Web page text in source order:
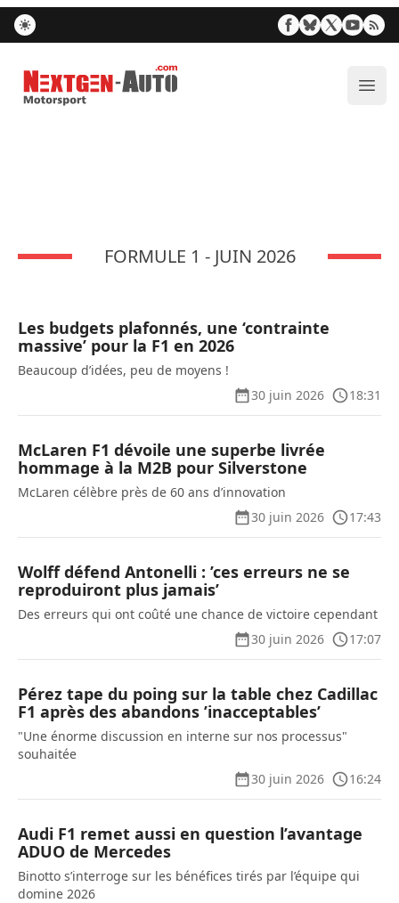
Nextgen-Auto.com
FORMULE 1 - JUIN 2026
Les budgets plafonnés, une ‘contrainte
massive’ pour la F1 en 2026
Beaucoup d’idées, peu de moyens !
30 juin 2026
18:31
McLaren F1 dévoile une superbe livrée
hommage à la M2B pour Silverstone
McLaren célèbre près de 60 ans d’innovation
30 juin 2026
17:43
Wolff défend Antonelli : ’ces erreurs ne se
reproduiront plus jamais’
Des erreurs qui ont coûté une chance de victoire cependant
30 juin 2026
17:07
Pérez tape du poing sur la table chez Cadillac
F1 après des abandons ’inacceptables’
"Une énorme discussion en interne sur nos processus"
souhaitée
30 juin 2026
16:24
Audi F1 remet aussi en question l’avantage
ADUO de Mercedes
Binotto s’interroge sur les bénéfices tirés par l’équipe qui
domine 2026